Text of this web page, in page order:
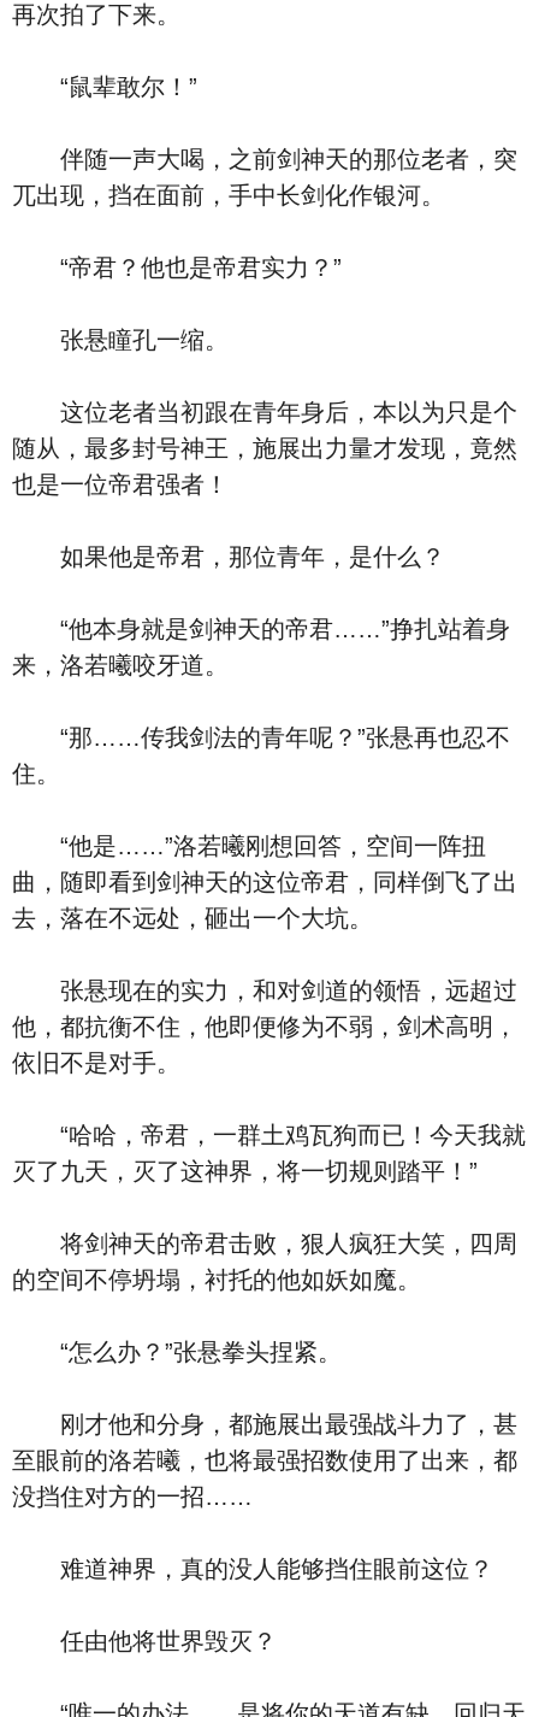
再次拍了下来。
“鼠辈敢尔！”
伴随一声大喝，之前剑神天的那位老者，突
兀出现，挡在面前，手中长剑化作银河。
“帝君？他也是帝君实力？”
张悬瞳孔一缩。
这位老者当初跟在青年身后，本以为只是个
随从，最多封号神王，施展出力量才发现，竟然
也是一位帝君强者！
如果他是帝君，那位青年，是什么？
“他本身就是剑神天的帝君……”挣扎站着身
来，洛若曦咬牙道。
“那……传我剑法的青年呢？”张悬再也忍不
住。
“他是……”洛若曦刚想回答，空间一阵扭
曲，随即看到剑神天的这位帝君，同样倒飞了出
去，落在不远处，砸出一个大坑。
张悬现在的实力，和对剑道的领悟，远超过
他，都抗衡不住，他即便修为不弱，剑术高明，
依旧不是对手。
“哈哈，帝君，一群土鸡瓦狗而已！今天我就
灭了九天，灭了这神界，将一切规则踏平！”
将剑神天的帝君击败，狠人疯狂大笑，四周
的空间不停坍塌，衬托的他如妖如魔。
“怎么办？”张悬拳头捏紧。
刚才他和分身，都施展出最强战斗力了，甚
至眼前的洛若曦，也将最强招数使用了出来，都
没挡住对方的一招……
难道神界，真的没人能够挡住眼前这位？
任由他将世界毁灭？